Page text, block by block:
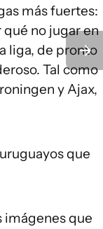
más fuertes:
qué no jugar en
liga, de pronto
Tal como
y Ajax,
que
imágenes que